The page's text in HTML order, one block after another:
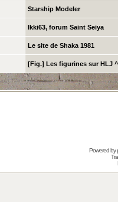
Starship Modeler
Ikki63, forum Saint Seiya
Le site de Shaka 1981
[Fig.] Les figurines sur HLJ
Powered by